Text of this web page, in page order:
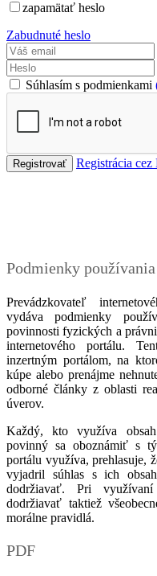
zapamätať heslo
Zabudnuté heslo
Súhlasím s podmienkami
Registrácia cez
Podmienky
Prevádzkovateľ
vydáva podmienky
povinnosti fyzických a
internetového portálu.
inzertným portálom, na
kúpe alebo prenájme
odborné články z oblasti
úverov.
Každý, kto využíva
povinný sa oboznámiť s
portálu využíva, prehlasuje,
vyjadril súhlas s ich
dodržiavať. Pri
dodržiavať taktiež
morálne pravidlá.
PDF